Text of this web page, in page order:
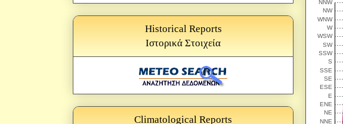
Historical Reports
Ιστορικά Στοιχεία
Climatological Reports